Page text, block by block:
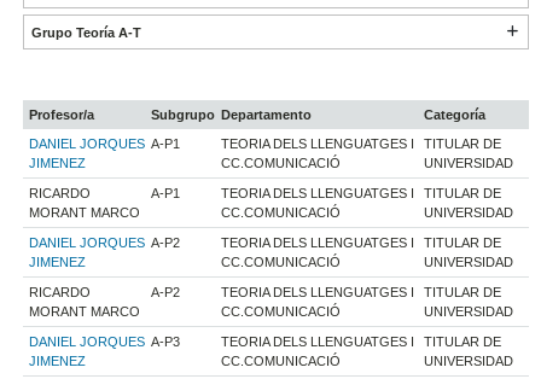
Grupo Teoría A-T
Profesor/a Subgrupo Departamento
Categoría
DANIEL JORQUES
JIMENEZ
A-P1
TEORIA DELS LLENGUATGES I
CC.COMUNICACIÓ
TITULAR DE
UNIVERSIDAD
RICARDO
MORANT MARCO
A-P1
TEORIA DELS LLENGUATGES I
CC.COMUNICACIÓ
TITULAR DE
UNIVERSIDAD
DANIEL JORQUES
JIMENEZ
A-P2
TEORIA DELS LLENGUATGES I
CC.COMUNICACIÓ
TITULAR DE
UNIVERSIDAD
RICARDO
MORANT MARCO
A-P2
TEORIA DELS LLENGUATGES I
CC.COMUNICACIÓ
TITULAR DE
UNIVERSIDAD
DANIEL JORQUES
JIMENEZ
A-P3
TEORIA DELS LLENGUATGES I
CC.COMUNICACIÓ
TITULAR DE
UNIVERSIDAD